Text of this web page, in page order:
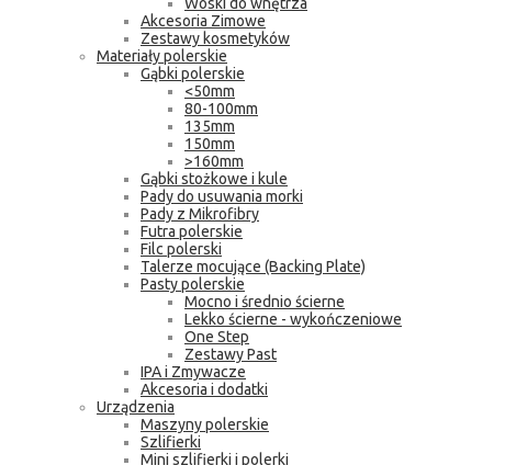
Akcesoria Zimowe
Zestawy kosmetyków
Materiały polerskie
Gąbki polerskie
<50mm
80-100mm
135mm
150mm
>160mm
Gąbki stożkowe i kule
Pady do usuwania morki
Pady z Mikrofibry
Futra polerskie
Filc polerski
Talerze mocujące (Backing Plate)
Pasty polerskie
Mocno i średnio ścierne
Lekko ścierne - wykończeniowe
One Step
Zestawy Past
IPA i Zmywacze
Akcesoria i dodatki
Urządzenia
Maszyny polerskie
Szlifierki
Mini szlifierki i polerki